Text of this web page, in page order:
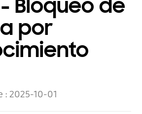
Bloqueo de
por
:2025-10-01